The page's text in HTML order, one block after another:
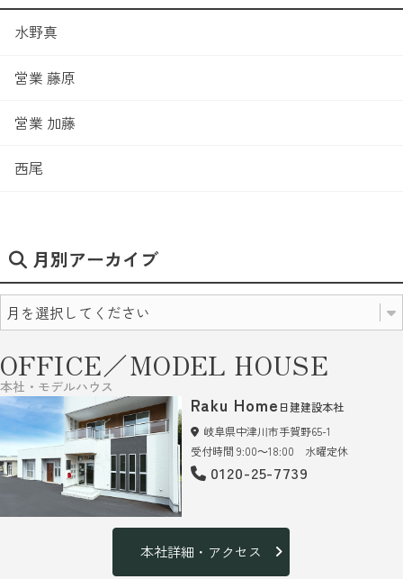
水野真
営業 藤原
営業 加藤
西尾
月別アーカイブ
OFFICE／MODEL HOUSE
本社・モデルハウス
Raku Home 日建建設本社
岐阜県中津川市手賀野65-1
受付時間 9:00～18:00 水曜定休
0120-25-7739
本社詳細・アクセス